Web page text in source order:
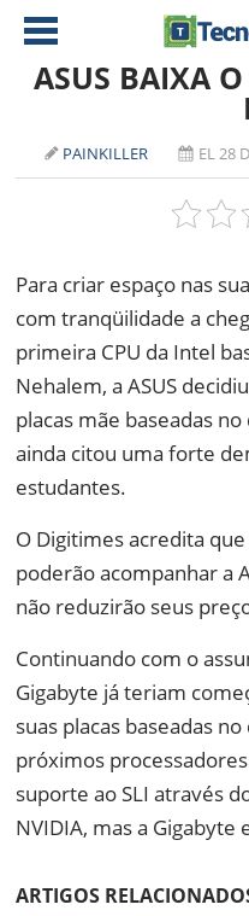
AMD
ATI
NVIDIA
SOFTWARE
NOTEBOOKS
TABLETS
IOS
NOKIA
JOGOS
DOWNLOADS
ANÁLISE
ASUS BAIXA
PAINKILLER EL 28
Para criar espaço nas
com tranqüilidade a
primeira CPU da Intel
Nehalem, a ASUS
placas mãe baseadas
ainda citou uma forte
estudantes.
O Digitimes acredita
poderão acompanhar a
não reduzirão seus
Continuando com o
Gigabyte já teriam
suas placas baseadas
próximos
suporte ao SLI através
NVIDIA, mas a Gigabyte
ARTIGOS